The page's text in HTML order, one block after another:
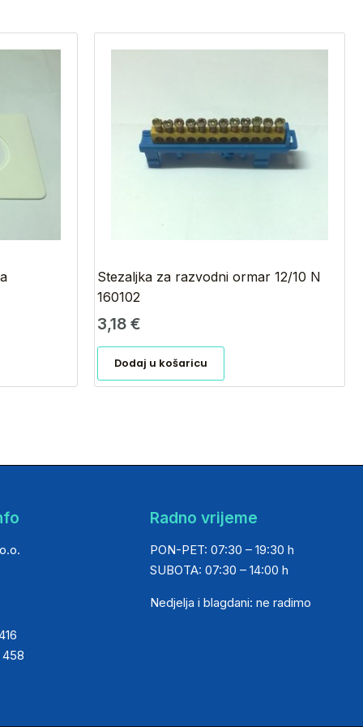
Stezaljka za razvodni ormar 12/10 N
160102
3,18€
Dodaj u košaricu
Radno vrijeme
PON-PET: 07:30 – 19:30 h
SUBOTA: 07:30 – 14:00 h
Nedjelja i blagdani: ne radimo